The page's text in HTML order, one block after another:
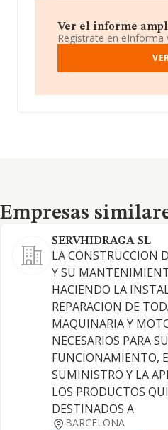
Ver el informe
Regístrate en
Empresas similares
Empresas
SERVHIDRAGA SL
LA CONSTRUCCION
Y SU
HACIENDO LA
REPARACION DE
MAQUINARIA Y
NECESARIOS PARA SU
FUNCIONAMIENTO,
SUMINISTRO Y LA
LOS PRODUCTOS
DESTINADOS A
BARCELONA